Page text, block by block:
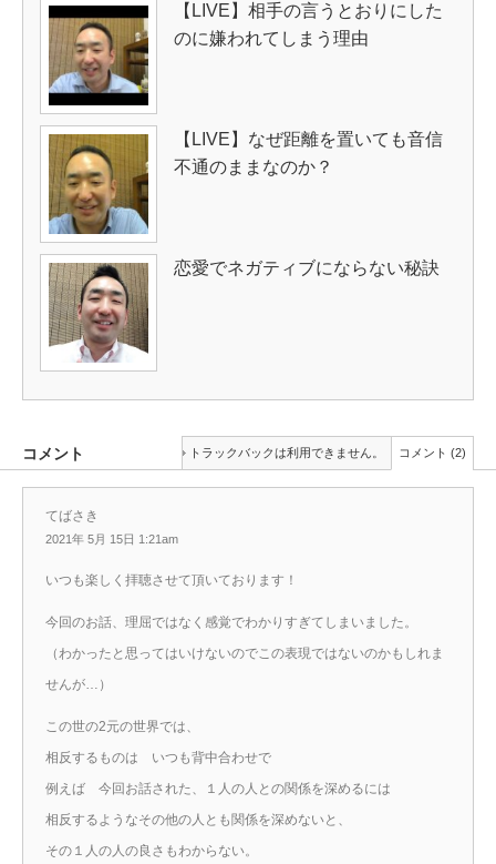
【LIVE】相手の言うとおりにした
のに嫌われてしまう理由
【LIVE】なぜ距離を置いても音信
不通のままなのか？
恋愛でネガティブにならない秘訣
コメント トラックバックは利用できません。 コメント (2)
てばさき
2021年 5月 15日 1:21am
いつも楽しく拝聴させて頂いております！
今回のお話、理屈ではなく感覚でわかりすぎてしまいました。
（わかったと思ってはいけないのでこの表現ではないのかもしれま
せんが…）
この世の2元の世界では、
相反するものは いつも背中合わせで
例えば 今回お話された、１人の人との関係を深めるには
相反するようなその他の人とも関係を深めないと、
その１人の人の良さもわからない。